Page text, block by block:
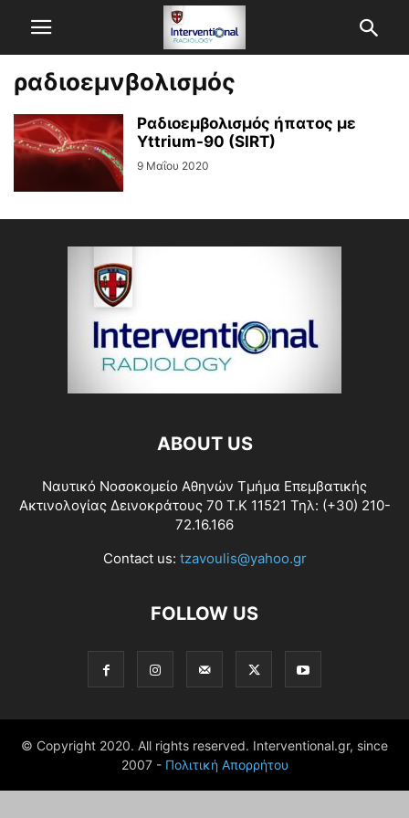
ραδιοεμνβολισμός
Ραδιοεμβολισμός ήπατος με
Yttrium-90 (SIRT)
9 Μαΐου 2020
ABOUT US
Ναυτικό Νοσοκομείο Αθηνών Τμήμα Επεμβατικής
Ακτινολογίας Δεινοκράτους 70 Τ.Κ 11521 Τηλ: (+30) 210-
72.16.166
Contact us: tzavoulis@yahoo.gr
FOLLOW US
© Copyright 2020. All rights reserved. Interventional.gr, since
2007 - Πολιτική Απορρήτου